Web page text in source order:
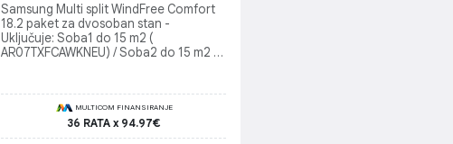
Samsung Multi split WindFree Comfort
18.2 paket za dvosoban stan -
Uključuje: Soba1 do 15 m2 (
AR07TXFCAWKNEU) / Soba2 do 15 m2 (
Spoljašnja jedinica ( AJ080TXJ4KG/EU)
MULTICOM FINANSIRANJE
36 RATA x 94.97€